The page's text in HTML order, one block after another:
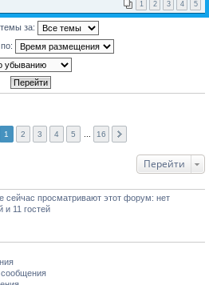
1 2 3 4 5
за:
1 2 3 4 5 16
Перейти
сейчас просматривают этот форум: нет
и 11 гостей
сообщения